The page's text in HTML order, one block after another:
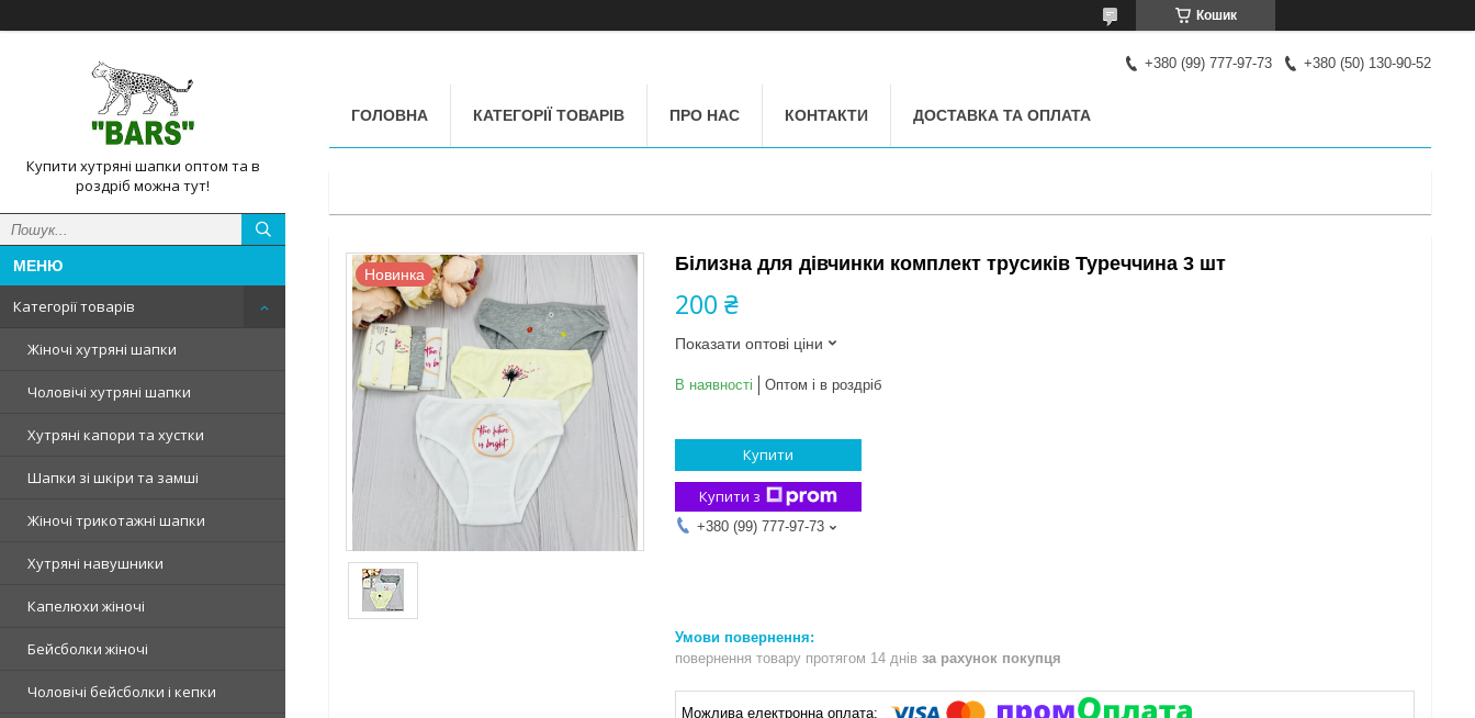
Кошик
Купити хутряні шапки оптом та в
роздріб можна тут!
Категорії товарів
Жіночі хутряні шапки
Чоловічі хутряні шапки
Хутряні капори та хустки
Шапки зі шкіри та замші
Жіночі трикотажні шапки
Хутряні навушники
Капелюхи жіночі
Бейсболки жіночі
Чоловічі бейсболки і кепки
+380 (99) 777-97-73 +380 (50) 130-90-52
ГОЛОВНА КАТЕГОРІЇ ТОВАРІВ ПРО НАС КОНТАКТИ ДОСТАВКА ТА ОПЛАТА
Новинка Білизна для дівчинки комплект трусиків Туреччина 3 шт
200 ₴
Показати оптові ціни
В наявності Оптом і в роздріб
Купити
Купити з
+380 (99) 777-97-73
повернення товару протягом 14 днів за рахунок покупця